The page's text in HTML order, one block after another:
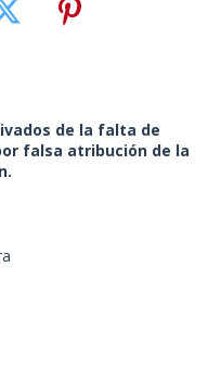
de la falta de
falsa atribución de la